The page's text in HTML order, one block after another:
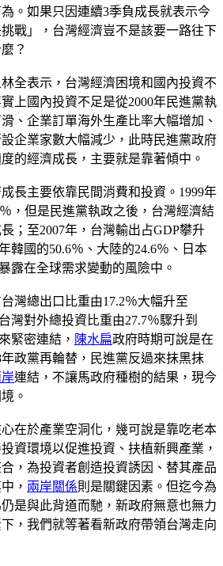
。如果只因連續3季負成長就表示今
戰」，台灣經濟豈不是該要一路往下
？
全表示，台灣經濟困境和國內投資不
上國內投資不足是從2000年民進黨執
、企業訂單海外生產比率大幅增加、
企業家數大幅減少，此時民進黨政府
的經濟成長，主要就是靠著傾中。
長主要依靠民間消費和投資。1999年
，但是民進黨執政之後，台灣經濟結
；至2007年，台灣輸出占GDP攀升
韓國的50.6％、大陸的24.6％、日本
露在全球需求變動的風險中。
灣總出口比重由17.2％大幅升至
灣對外總投資比重由27.7％驟升到
緊密連結， 陳水扁政府時期可說是在
政黨再輪替，民進黨反過來抹黑抹
連結，不讓馬政府種樹的結果，現今
。
在於產業空洞化，幾可說是靠吃老本
資環境以促進投資、扶植新興產業，
，為投資者創造投資誘因、替其產品
， 兩岸關係則是關鍵因素。但迄今為
是與此背道而馳，新政府無意也無力
，我們就等著看新政府帶領台灣走向